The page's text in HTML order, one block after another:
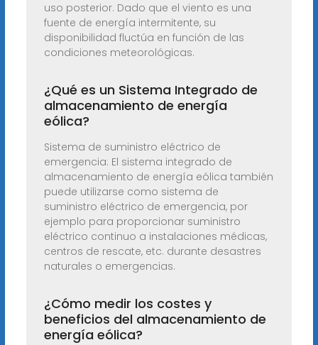
uso posterior. Dado que el viento es una
fuente de energía intermitente, su
disponibilidad fluctúa en función de las
condiciones meteorológicas.
¿Qué es un Sistema Integrado de
almacenamiento de energía
eólica?
Sistema de suministro eléctrico de
emergencia: El sistema integrado de
almacenamiento de energía eólica también
puede utilizarse como sistema de
suministro eléctrico de emergencia, por
ejemplo para proporcionar suministro
eléctrico continuo a instalaciones médicas,
centros de rescate, etc. durante desastres
naturales o emergencias.
¿Cómo medir los costes y
beneficios del almacenamiento de
energía eólica?